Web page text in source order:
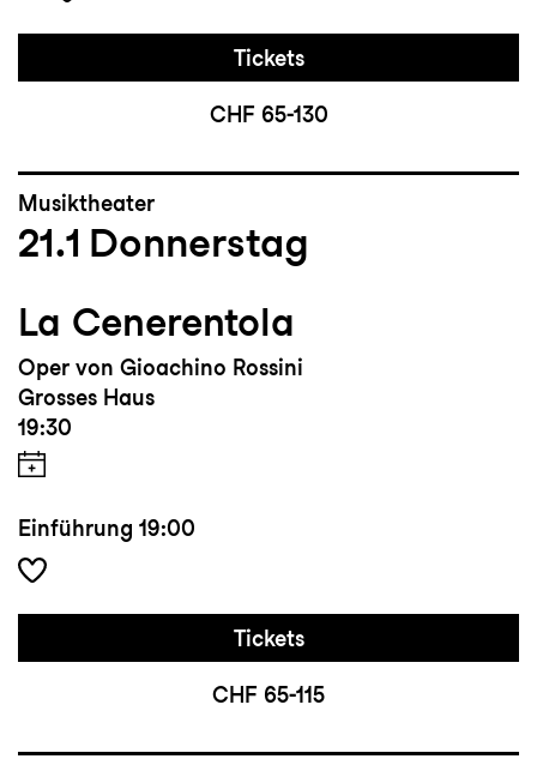
Tickets
CHF 65-130
Musiktheater
21.1 Donnerstag
La Cenerentola
Oper von Gioachino Rossini
Grosses Haus
19:30
Einführung 19:00
Tickets
CHF 65-115